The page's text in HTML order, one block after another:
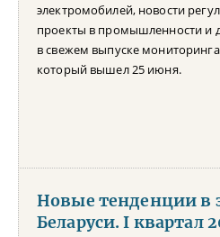
электромобилей, новости
проекты в промышленности и
в свежем выпуске
который вышел 25 июня.
Новые тенденции в
Беларуси. I квартал